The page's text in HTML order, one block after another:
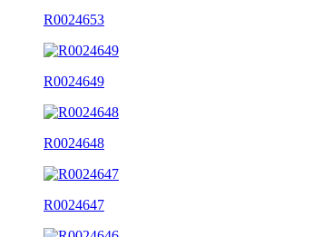
R0024653
R0024649
R0024648
R0024647